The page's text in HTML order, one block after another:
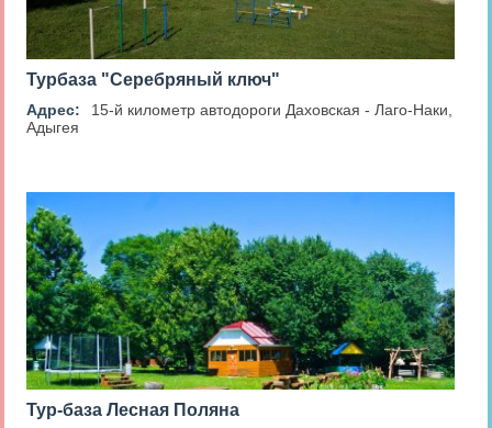
Турбаза "Серебряный ключ"
Адрес:
15-й километр автодороги Даховская - Лаго-Наки,
Адыгея
Тур-база Лесная Поляна